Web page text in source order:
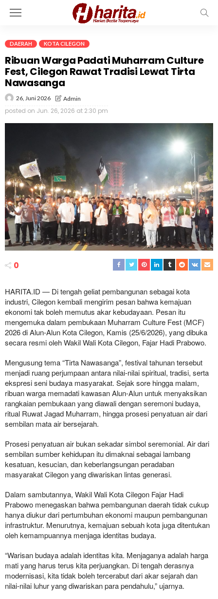
DAERAH KOTA CILEGON
Ribuan Warga Padati Muharram Culture
Fest, Cilegon Rawat Tradisi Lewat Tirta
Nawasanga
26, Juni 2026 Admin
posted on Jun. 26, 2026 at 2:30 pm
0
HARITA.ID — Di tengah geliat pembangunan sebagai kota
industri, Cilegon kembali mengirim pesan bahwa kemajuan
ekonomi tak boleh memutus akar kebudayaan. Pesan itu
mengemuka dalam pembukaan Muharram Culture Fest (MCF)
2026 di Alun-Alun Kota Cilegon, Kamis (25/6/2026), yang dibuka
secara resmi oleh Wakil Wali Kota Cilegon, Fajar Hadi Prabowo.
Mengusung tema “Tirta Nawasanga”, festival tahunan tersebut
menjadi ruang perjumpaan antara nilai-nilai spiritual, tradisi, serta
ekspresi seni budaya masyarakat. Sejak sore hingga malam,
ribuan warga memadati kawasan Alun-Alun untuk menyaksikan
rangkaian pembukaan yang diawali dengan seremoni budaya,
ritual Ruwat Jagad Muharram, hingga prosesi penyatuan air dari
sembilan mata air bersejarah.
Prosesi penyatuan air bukan sekadar simbol seremonial. Air dari
sembilan sumber kehidupan itu dimaknai sebagai lambang
kesatuan, kesucian, dan keberlangsungan peradaban
masyarakat Cilegon yang diwariskan lintas generasi.
Dalam sambutannya, Wakil Wali Kota Cilegon Fajar Hadi
Prabowo menegaskan bahwa pembangunan daerah tidak cukup
hanya diukur dari pertumbuhan ekonomi maupun pembangunan
infrastruktur. Menurutnya, kemajuan sebuah kota juga ditentukan
oleh kemampuannya menjaga identitas budaya.
“Warisan budaya adalah identitas kita. Menjaganya adalah harga
mati yang harus terus kita perjuangkan. Di tengah derasnya
modernisasi, kita tidak boleh tercerabut dari akar sejarah dan
nilai-nilai luhur yang diwariskan para pendahulu,” ujarnya.